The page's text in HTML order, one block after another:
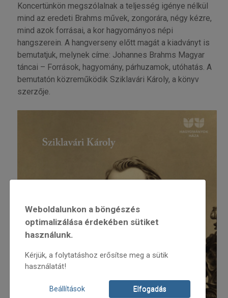
Koncertünkön megszólalnak a teljesség igénye nélkül
mind az eredeti Brahms művek, zongorára, négy kézre,
mind azok forrásai, a kor hagyományos népi
hangszerein. A hangverseny előtt magát a kiadványt is
bemutatjuk, melynek címe: Johannes Brahms Magyar
táncai – Források, hagyomány, párhuzamok, utóhatás. A
bemutatón közreműködik Sziklavári Károly, a könyv
szerzője.
Weboldalunkon a böngészés
optimalizálása érdekében sütiket
használunk.
Kérjük, a folytatáshoz erősítse meg a sütik
használatát!
Beállítások Elfogadás